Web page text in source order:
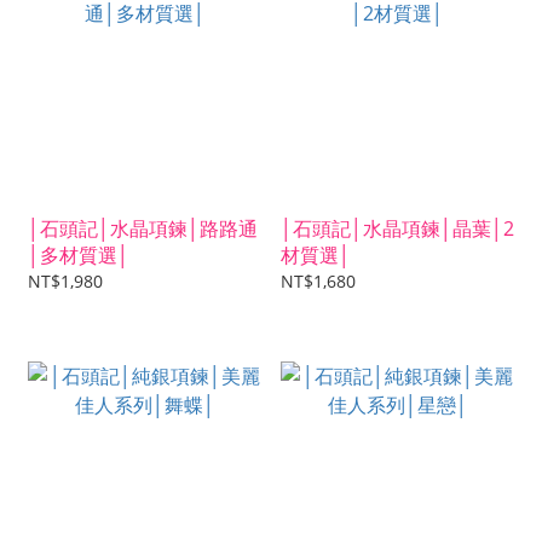
│石頭記│水晶項鍊│路路通
│多材質選│
NT$1,980
│石頭記│水晶項鍊│晶葉│2
材質選│
NT$1,680